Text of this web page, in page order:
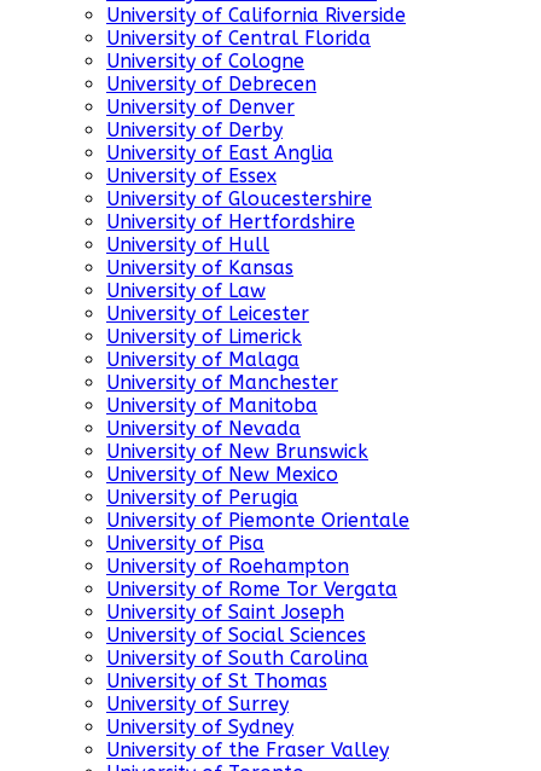
University of California Riverside
University of Central Florida
University of Cologne
University of Debrecen
University of Denver
University of Derby
University of East Anglia
University of Essex
University of Gloucestershire
University of Hertfordshire
University of Hull
University of Kansas
University of Law
University of Leicester
University of Limerick
University of Malaga
University of Manchester
University of Manitoba
University of Nevada
University of New Brunswick
University of New Mexico
University of Perugia
University of Piemonte Orientale
University of Pisa
University of Roehampton
University of Rome Tor Vergata
University of Saint Joseph
University of Social Sciences
University of South Carolina
University of St Thomas
University of Surrey
University of Sydney
University of the Fraser Valley